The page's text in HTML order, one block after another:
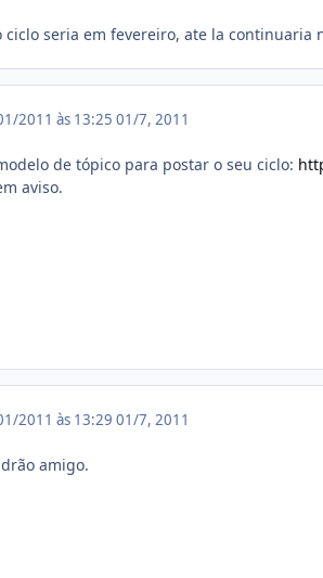
ciclo seria em fevereiro, ate la continuaria
2011 às 13:25 01/7, 2011
de tópico para postar o seu ciclo:
aviso.
2011 às 13:29 01/7, 2011
amigo.